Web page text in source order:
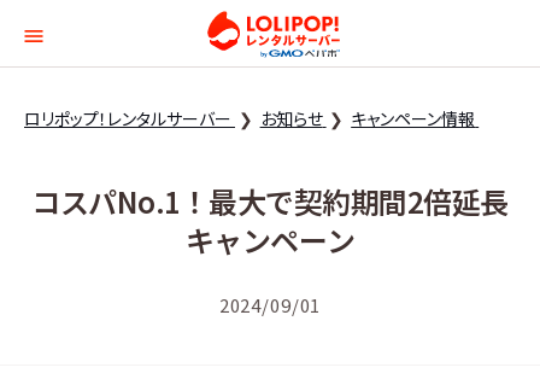
ロリポップ！レンタル
ロリポップ！レンタルサーバー お知らせ キャンペーン情報
コスパNo.1！最大で契約期間2倍延長
キャンペーン
2024/09/01